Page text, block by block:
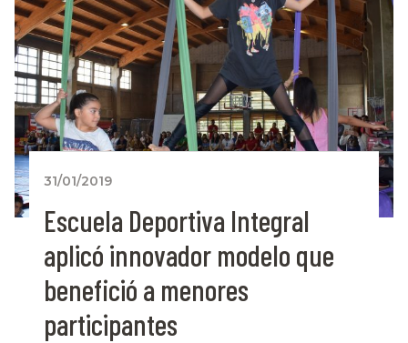
31/01/2019
Escuela Deportiva Integral
aplicó innovador modelo que
benefició a menores
participantes